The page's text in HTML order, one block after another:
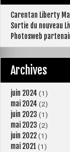
Carentan Liberty
Sortie du nouveau
Photosweb
Archives
juin 2024 (1)
mai 2024 (2)
juin 2023 (1)
mai 2023 (2)
juin 2022 (1)
mai 2021 (1)